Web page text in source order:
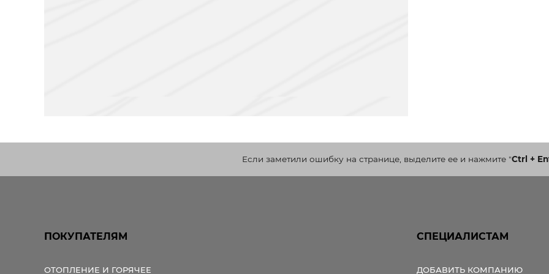
Если заметили ошибку на странице, выделите ее и нажмите"Ctrl +
ПОКУПАТЕЛЯМ
ОТОПЛЕНИЕ И ГОРЯЧЕЕ
СПЕЦИАЛИСТАМ
ДОБАВИТЬ КОМПАНИЮ